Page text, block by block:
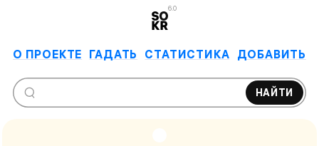
6.0
О ПРОЕКТЕ ГАДАТЬ СТАТИСТИКА ДОБАВИТЬ
НАЙТИ